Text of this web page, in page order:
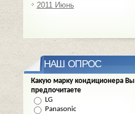
2011 Июнь
НАШ ОПРОС
Какую марку кондиционера Вы
предпочитаете
LG
Panasonic